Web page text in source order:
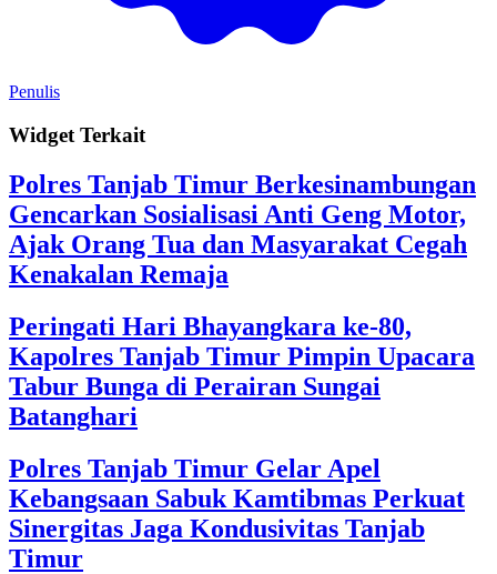
Penulis
Widget Terkait
Polres Tanjab Timur Berkesinambungan
Gencarkan Sosialisasi Anti Geng Motor,
Ajak Orang Tua dan Masyarakat Cegah
Kenakalan Remaja
Peringati Hari Bhayangkara ke-80,
Kapolres Tanjab Timur Pimpin Upacara
Tabur Bunga di Perairan Sungai
Batanghari
Polres Tanjab Timur Gelar Apel
Kebangsaan Sabuk Kamtibmas Perkuat
Sinergitas Jaga Kondusivitas Tanjab
Timur